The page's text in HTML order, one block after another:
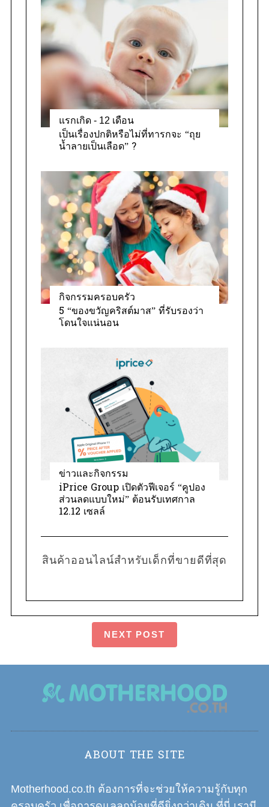
r
i
e
s
แรกเกิด - 12 เดือน
เป็นเรื่องปกติหรือไม่ที่ทารกจะ “ถุย
น้ำลายเป็นเลือด” ?
กิจกรรมครอบครัว
5 “ของขวัญคริสต์มาส” ที่รับรองว่า
โดนใจแน่นอน
ข่าวและกิจกรรม
iPrice Group เปิดตัวฟีเจอร์ “คูปอง
ส่วนลดแบบใหม่” ต้อนรับเทศกาล
12.12 เซลล์
สินค้าออนไลน์สำหรับเด็กที่ขายดีที่สุด
NEXT POST
ABOUT THE SITE
Motherhood.co.th ต้องการที่จะช่วยให้ความรู้กับทุก